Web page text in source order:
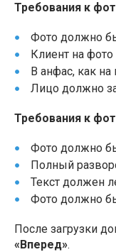
Требования к
Фото должно
Клиент на
В анфас, как на
Лицо должно
Требования к
Фото должно
Полный
Текст должен
Фото должно
После загрузки
«Вперед».